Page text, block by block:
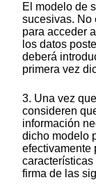
El modelo de
sucesivas. No
para acceder
los datos
deberá
primera vez
3. Una vez
consideren
información
dicho modelo
efectivamente
firma de las